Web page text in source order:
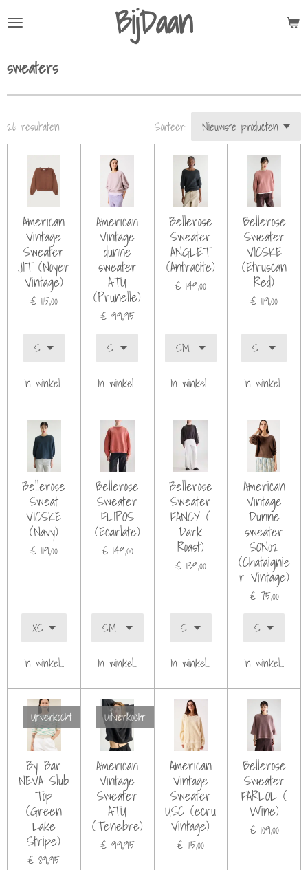
direct
de
BijDaan
sweaters
26 resultaten Sorteer:
American
Vintage
Sweater
JIT (Noyer
Vintage)
€ 115,00
In winkelwagen
American
Vintage
dunne
sweater
ATU
(Prunelle)
€ 99,95
In winkelwagen
Bellerose
Sweater
ANGLET
(Antracite)
€ 149,00
In winkelwagen
Bellerose
Sweater
VICSKE
(Etruscan
Red)
€ 119,00
In winkelwagen
Bellerose
Sweat
VICSKE
(Navy)
€ 119,00
In winkelwagen
Bellerose
Sweater
FLIPOS
(Ecarlate)
€ 149,00
In winkelwagen
Bellerose
Sweater
FANCY (
Dark
Roast)
€ 139,00
In winkelwagen
American
Vintage
Dunne
sweater
SON02
(Chataignie
r Vintage)
€ 75,00
In winkelwagen
Uitverkocht
By Bar
NEVA Slub
Top
(Green
Lake
Stripe)
€ 89,95
Uitverkocht
American
Vintage
Sweater
ATU
(Tenebre)
€ 99,95
American
Vintage
Sweater
USC (ecru
Vintage)
€ 115,00
Bellerose
Sweater
FARLOL (
Wine)
€ 109,00